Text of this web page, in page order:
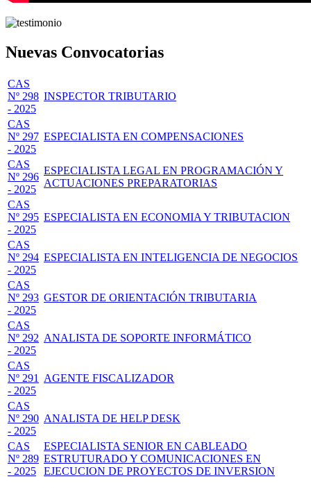
Nuevas Convocatorias
CAS
Nº 298
- 2025
INSPECTOR TRIBUTARIO
CAS
Nº 297
- 2025
ESPECIALISTA EN COMPENSACIONES
CAS
Nº 296
- 2025
ESPECIALISTA LEGAL EN PROGRAMACIÓN Y
ACTUACIONES PREPARATORIAS
CAS
Nº 295
- 2025
ESPECIALISTA EN ECONOMIA Y TRIBUTACION
CAS
Nº 294
- 2025
ESPECIALISTA EN INTELIGENCIA DE NEGOCIOS
CAS
Nº 293
- 2025
GESTOR DE ORIENTACIÓN TRIBUTARIA
CAS
Nº 292
- 2025
ANALISTA DE SOPORTE INFORMÁTICO
CAS
Nº 291
- 2025
AGENTE FISCALIZADOR
CAS
Nº 290
- 2025
ANALISTA DE HELP DESK
CAS
Nº 289
- 2025
ESPECIALISTA SENIOR EN CABLEADO
ESTRUTURADO Y COMUNICACIONES EN
EJECUCION DE PROYECTOS DE INVERSION